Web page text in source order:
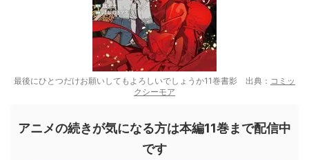
最後にひとつだけお願いしてもよろしいでしょうか11巻書影 出典： コミッ
クシーモア
アニメの続きが気になる方は本編11巻まで配信中
です